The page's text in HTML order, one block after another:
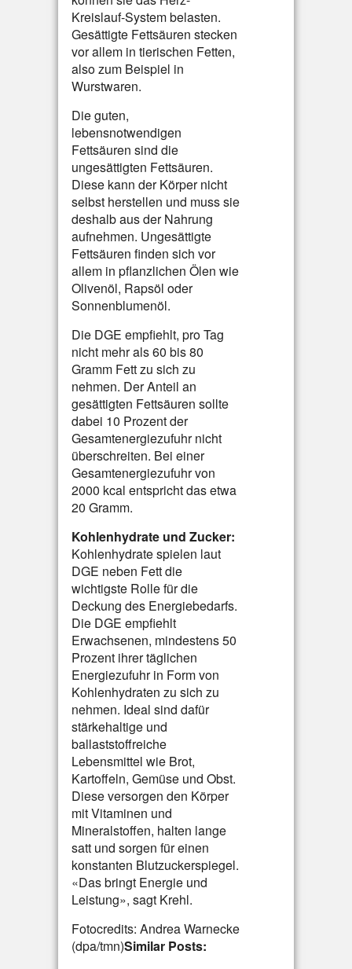
Kreislauf-System belasten.
Gesättigte Fettsäuren stecken
vor allem in tierischen Fetten,
also zum Beispiel in
Wurstwaren.
Die guten,
lebensnotwendigen
Fettsäuren sind die
ungesättigten Fettsäuren.
Diese kann der Körper nicht
selbst herstellen und muss sie
deshalb aus der Nahrung
aufnehmen. Ungesättigte
Fettsäuren finden sich vor
allem in pflanzlichen Ölen wie
Olivenöl, Rapsöl oder
Sonnenblumenöl.
Die DGE empfiehlt, pro Tag
nicht mehr als 60 bis 80
Gramm Fett zu sich zu
nehmen. Der Anteil an
gesättigten Fettsäuren sollte
dabei 10 Prozent der
Gesamtenergiezufuhr nicht
überschreiten. Bei einer
Gesamtenergiezufuhr von
2000 kcal entspricht das etwa
20 Gramm.
Kohlenhydrate und Zucker:
Kohlenhydrate spielen laut
DGE neben Fett die
wichtigste Rolle für die
Deckung des Energiebedarfs.
Die DGE empfiehlt
Erwachsenen, mindestens 50
Prozent ihrer täglichen
Energiezufuhr in Form von
Kohlenhydraten zu sich zu
nehmen. Ideal sind dafür
stärkehaltige und
ballaststoffreiche
Lebensmittel wie Brot,
Kartoffeln, Gemüse und Obst.
Diese versorgen den Körper
mit Vitaminen und
Mineralstoffen, halten lange
satt und sorgen für einen
konstanten Blutzuckerspiegel.
«Das bringt Energie und
Leistung», sagt Krehl.
Fotocredits: Andrea Warnecke
(dpa/tmn)Similar Posts: